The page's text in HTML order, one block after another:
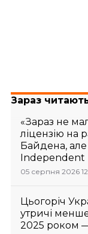
Зараз
«Зараз не
ліцензію на
Байдена, але
Independent
05 серпня 2026
Цьогоріч
утричі
2025 роком